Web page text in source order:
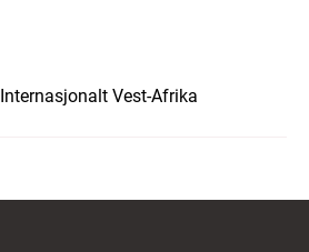
Internasjonalt Vest-Afrika